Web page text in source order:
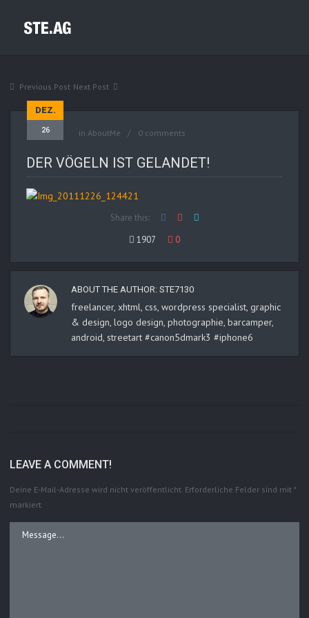
Previous Post Next Post
DEZ.
26 in AboutMe 0 comments
DER VÖGELN IST GELANDET!
Share this:
1907
0
ABOUT THE AUTHOR: STE7130
freelancer, xhtml, css, wordpress specialist, graphic
& design, logo design, photographie, barcamper,
android, streetart #canon5dmark3 #iphone6
LEAVE A COMMENT!
Deine E-Mail-Adresse wird nicht veröffentlicht. Erforderliche Felder sind mit *
markiert